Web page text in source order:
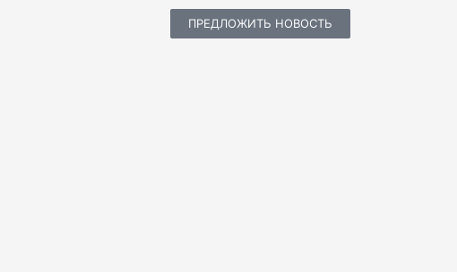
ПРЕДЛОЖИТЬ НОВОСТЬ